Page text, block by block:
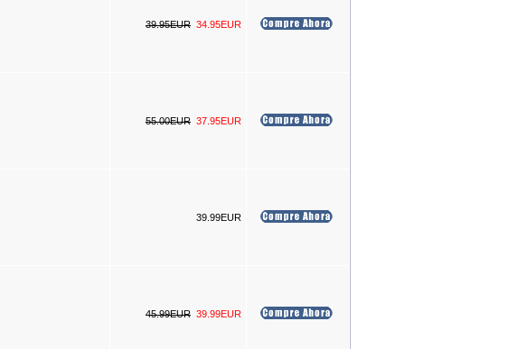
39.95EUR 34.95EUR
55.00EUR 37.95EUR
39.99EUR
45.99EUR 39.99EUR